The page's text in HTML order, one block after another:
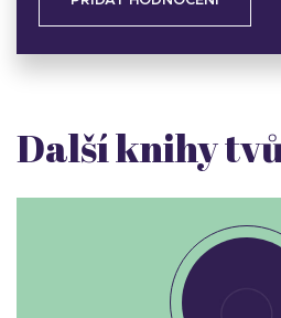
Další knihy